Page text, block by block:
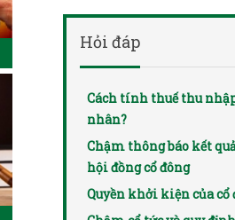
Hỏi đáp
Cách tính thuế thu
nhân?
Chậm thông báo kết
hội đồng cổ đông
Quyền khởi kiện của cổ